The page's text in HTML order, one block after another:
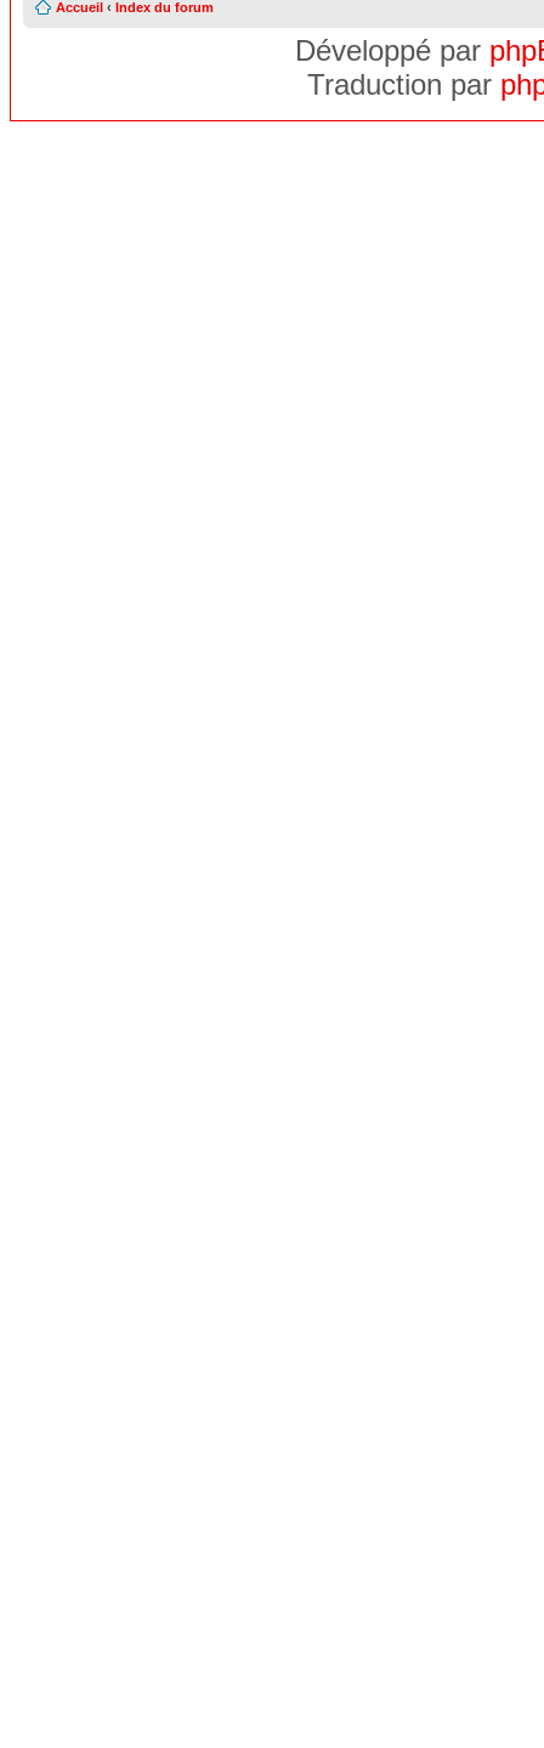
Accueil ‹ Index du forum
Développé par
Traduction par